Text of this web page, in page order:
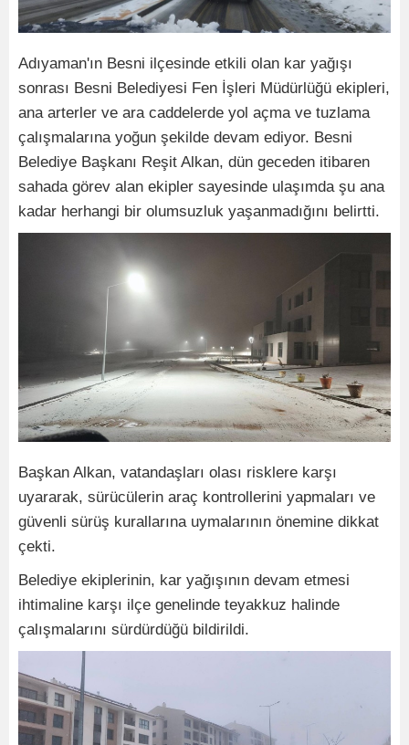
Adıyaman'ın Besni ilçesinde etkili olan kar yağışı
sonrası Besni Belediyesi Fen İşleri Müdürlüğü ekipleri,
ana arterler ve ara caddelerde yol açma ve tuzlama
çalışmalarına yoğun şekilde devam ediyor. Besni
Belediye Başkanı Reşit Alkan, dün geceden itibaren
sahada görev alan ekipler sayesinde ulaşımda şu ana
kadar herhangi bir olumsuzluk yaşanmadığını belirtti.
Başkan Alkan, vatandaşları olası risklere karşı
uyararak, sürücülerin araç kontrollerini yapmaları ve
güvenli sürüş kurallarına uymalarının önemine dikkat
çekti.
Belediye ekiplerinin, kar yağışının devam etmesi
ihtimaline karşı ilçe genelinde teyakkuz halinde
çalışmalarını sürdürdüğü bildirildi.